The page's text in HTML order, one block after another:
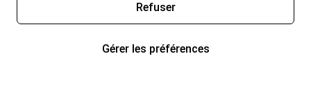
Refuser
Gérer les préférences